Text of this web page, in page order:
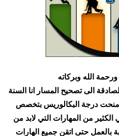
الله وبركاته
الى تصحيح المسار انا السنة
درجة البكالوريس بتخصص
الكثير من المهارات التي لابد من
بالعمل حتى اتقن جميع الهارات